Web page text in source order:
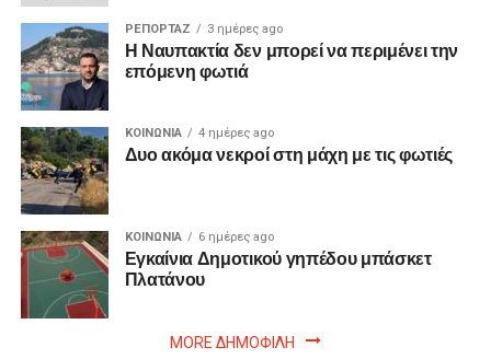
ΡΕΠΟΡΤΑΖ 3 ημέρες ago
Η Ναυπακτία δεν μπορεί να περιμένει την
επόμενη φωτιά
ΚΟΙΝΩΝΙΑ 4 ημέρες ago
Δυο ακόμα νεκροί στη μάχη με τις φωτιές
ΚΟΙΝΩΝΙΑ 6 ημέρες ago
Εγκαίνια Δημοτικού γηπέδου μπάσκετ
Πλατάνου
MORE ΔΗΜΟΦΙΛΗ